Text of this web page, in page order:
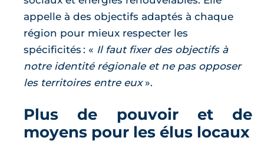
appelle à des objectifs adaptés à chaque
région pour mieux respecter les
spécificités :
Il faut fixer des objectifs à
notre identité régionale et ne pas opposer
les territoires entre eux .
Plus de pouvoir et de
moyens pour les élus locaux